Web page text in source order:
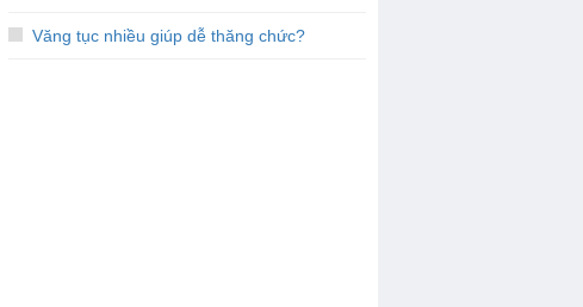
Văng tục nhiều giúp dễ thăng chức?